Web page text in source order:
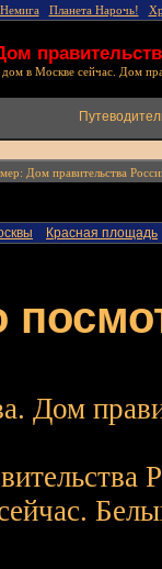
Немига Планета Нарочь!
в Москве сейчас. Дом
Дом правительства
Красная площадь
Дом